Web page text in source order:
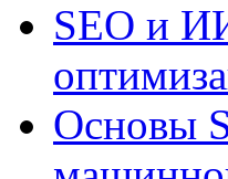
SEO и
Основы